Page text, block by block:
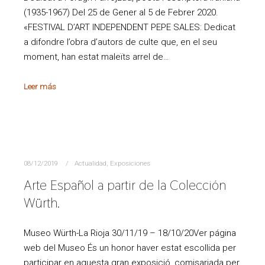
(1935-1967) Del 25 de Gener al 5 de Febrer 2020.
«FESTIVAL D’ART INDEPENDENT PEPE SALES: Dedicat
a difondre l’obra d’autors de culte que, en el seu
moment, han estat maleïts arrel de…
Leer más
08/12/2019 Actualidad, Exposiciones
Arte Español a partir de la Colección
Würth.
Museo Würth-La Rioja 30/11/19 – 18/10/20Ver página
web del Museo És un honor haver estat escollida per